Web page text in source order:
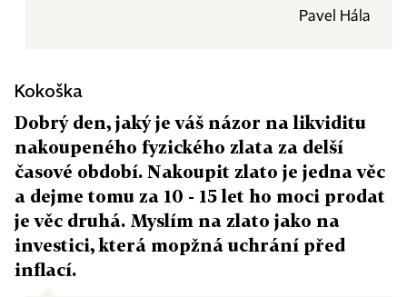
Pavel Hála
Kokoška
Dobrý den, jaký je váš názor na likviditu
nakoupeného fyzického zlata za delší
časové období. Nakoupit zlato je jedna věc
a dejme tomu za 10 - 15 let ho moci prodat
je věc druhá. Myslím na zlato jako na
investici, která mopžná uchrání před
inflací.